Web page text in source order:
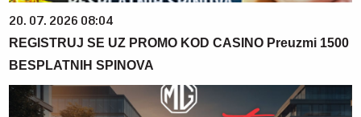
20. 07. 2026 08:04
REGISTRUJ SE UZ PROMO KOD CASINO Preuzmi 1500
BESPLATNIH SPINOVA